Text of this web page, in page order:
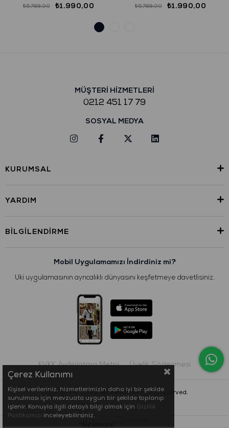
₺1.990,00
₺5.789,00 ₺1.990,00
₺5.789,00
MÜŞTERİ HİZMETLERİ
0212 451 17 79
SOSYAL MEDYA
KURUMSAL
YARDIM
BILGILENDIRME
Mobil Uygulamamızı İndirdiniz mi?
Uki uygulamasının ayrıcalıklı dünyasını keşfetmeye davetlisiniz.
KVKK Aydınlatma Metni Üyelik Sözleşmesi
Copyright © 2022uki.com.tr All rights reserved.
Çerez Kullanımı
Kişisel verileriniz, hizmetlerimizin daha iyi bir şekilde
sunulması için mevzuata uygun bir şekilde toplanıp
işlenir. Konuyla ilgili detaylı bilgi almak için Gizlilik
Politikamızı inceleyebilirsiniz.